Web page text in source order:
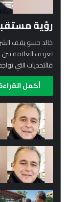
رؤية
خالد حسو يقف
تعريف العلاقة
فالتحديات التي
أكمل